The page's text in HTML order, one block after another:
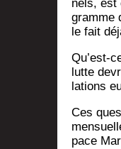
nels, est
gramme
le fait
Qu’est-
lutte
la­tions
Ces
pace